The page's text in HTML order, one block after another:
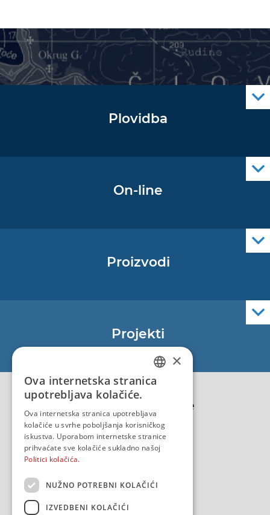
Plovidba
On-line
Proizvodi
Projekti
EU - Projekt Core
EU - EU/IPA Projekt JASPPer
EU - Projekt NauTour
Politika kvalitete
CROATIAN
×
Ova internetska stranica
upotrebljava kolačiće.
Ova internetska stranica upotrebljava
kolačiće u svrhe poboljšanja korisničkog
iskustva. Uporabom internetske stranice
prihvaćate sve kolačiće sukladno našoj
Politici kolačića.
NUŽNO POTREBNI KOLAČIĆI
IZVEDBENI KOLAČIĆI